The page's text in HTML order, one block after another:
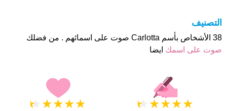
التصنيف
38 الأشخاص بأسم Carlotta صوت على اسمائهم . من فضلك
صوت على اسمك ايضا
★
★
★
★
★ ★
★
★
★
★